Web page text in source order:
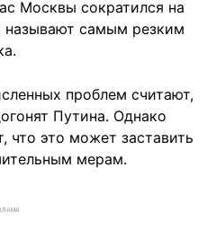
Москвы сократился на
называют самым резким
проблем считают,
Путина. Однако
что это может заставить
мерам.